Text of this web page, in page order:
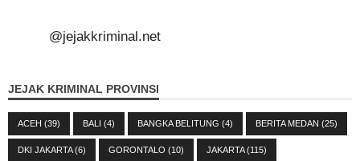
@jejakkriminal.net
JEJAK KRIMINAL PROVINSI
ACEH (39) BALI (4) BANGKA BELITUNG (4) BERITA MEDAN (25)
DKI JAKARTA(6) GORONTALO (10) JAKARTA(115)